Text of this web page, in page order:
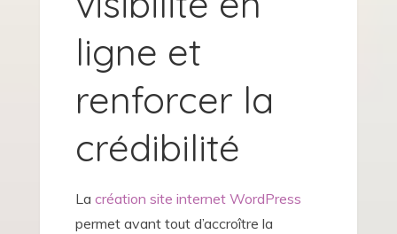
ligne et
renforcer la
crédibilité
La création site internet WordPress
permet avant tout d’accroître la